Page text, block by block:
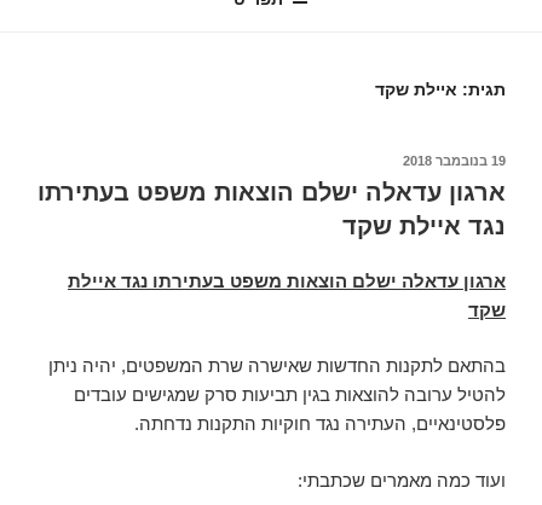
תגית: איילת שקד
פורסם
19 בנובמבר 2018
ארגון עדאלה ישלם הוצאות משפט בעתירתו
נגד איילת שקד
ארגון עדאלה ישלם הוצאות משפט בעתירתו נגד איילת
שקד
בהתאם לתקנות החדשות שאישרה שרת המשפטים, יהיה ניתן
להטיל ערובה להוצאות בגין תביעות סרק שמגישים עובדים
פלסטינאיים, העתירה נגד חוקיות התקנות נדחתה.
ועוד כמה מאמרים שכתבתי: